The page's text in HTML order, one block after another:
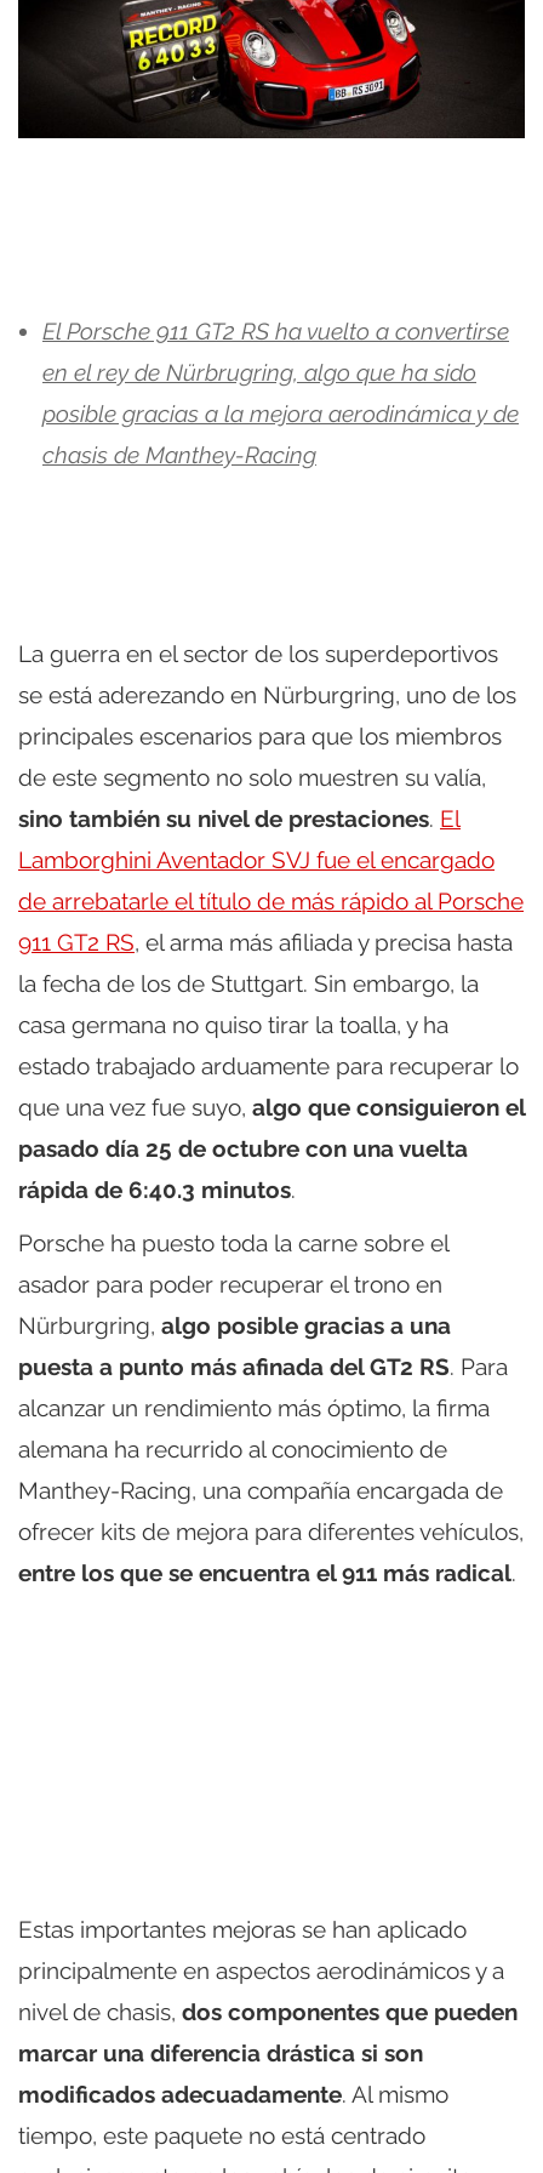
El Porsche 911 GT2 RS ha vuelto a convertirse
en el rey de Nürbrugring, algo que ha sido
posible gracias a la mejora aerodinámica y de
chasis de Manthey-Racing
La guerra en el sector de los superdeportivos
se está aderezando en Nürburgring, uno de los
principales escenarios para que los miembros
de este segmento no solo muestren su valía,
sino también su nivel de prestaciones. El
Lamborghini Aventador SVJ fue el encargado
de arrebatarle el título de más rápido al Porsche
911 GT2 RS, el arma más afiliada y precisa hasta
la fecha de los de Stuttgart. Sin embargo, la
casa germana no quiso tirar la toalla, y ha
estado trabajado arduamente para recuperar lo
que una vez fue suyo, algo que consiguieron el
pasado día 25 de octubre con una vuelta
rápida de 6:40.3 minutos.
Porsche ha puesto toda la carne sobre el
asador para poder recuperar el trono en
Nürburgring, algo posible gracias a una
puesta a punto más afinada del GT2 RS. Para
alcanzar un rendimiento más óptimo, la firma
alemana ha recurrido al conocimiento de
Manthey-Racing, una compañía encargada de
ofrecer kits de mejora para diferentes vehículos,
entre los que se encuentra el 911 más radical.
Estas importantes mejoras se han aplicado
principalmente en aspectos aerodinámicos y a
nivel de chasis, dos componentes que pueden
marcar una diferencia drástica si son
modificados adecuadamente. Al mismo
tiempo, este paquete no está centrado